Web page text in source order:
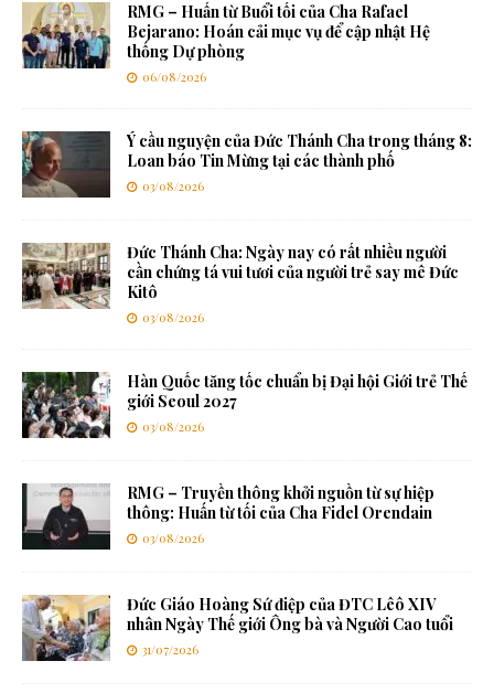
RMG – Huấn từ Buổi tối của Cha Rafael
Bejarano: Hoán cải mục vụ để cập nhật Hệ
thống Dự phòng
06/08/2026
Ý cầu nguyện của Đức Thánh Cha trong tháng 8:
Loan báo Tin Mừng tại các thành phố
03/08/2026
Đức Thánh Cha: Ngày nay có rất nhiều người
cần chứng tá vui tươi của người trẻ say mê Đức
Kitô
03/08/2026
Hàn Quốc tăng tốc chuẩn bị Đại hội Giới trẻ Thế
giới Seoul 2027
03/08/2026
RMG – Truyền thông khởi nguồn từ sự hiệp
thông: Huấn từ tối của Cha Fidel Orendain
03/08/2026
Đức Giáo Hoàng Sứ điệp của ĐTC Lêô XIV
nhân Ngày Thế giới Ông bà và Người Cao tuổi
31/07/2026